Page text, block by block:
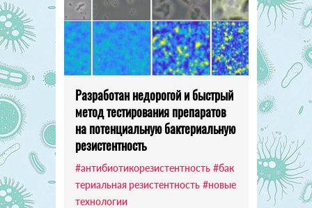
Разработан недорогой и быстрый
метод тестирования препаратов
на потенциальную бактериальную
резистентность
#антибиотикорезистентность #бак
териальная резистентность #новые
технологии